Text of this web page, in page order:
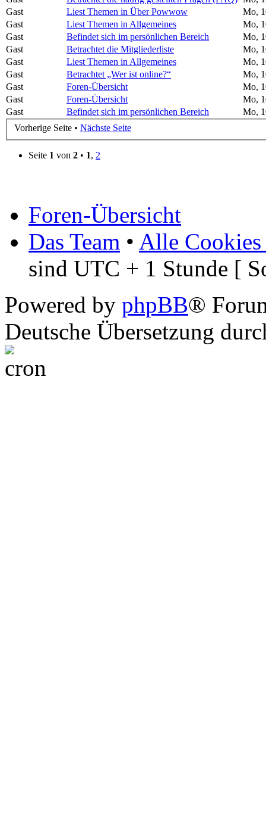
Gast
Liest Themen in Über Powwow
Mo,
Gast
Liest Themen in Allgemeines
Mo,
Gast
Befindet sich im persönlichen Bereich
Mo,
Gast
Betrachtet die Mitgliederliste
Mo,
Gast
Liest Themen in Allgemeines
Mo,
Gast
Betrachtet „Wer ist online?“
Mo,
Gast
Foren-Übersicht
Mo,
Gast
Foren-Übersicht
Mo,
Gast
Befindet sich im persönlichen Bereich
Mo,
Vorherige Seite • Nächste Seite
Seite 1 von 2 • 1, 2
Foren-Übersicht
Das Team • Alle Cookies
sind UTC + 1 Stunde [
Powered by phpBB®
Deutsche Übersetzung